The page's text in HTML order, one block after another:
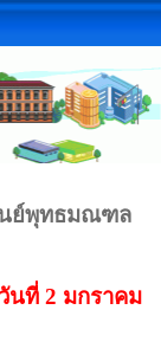
ย์พุทธมณฑล
นที่ 2 มกราคม